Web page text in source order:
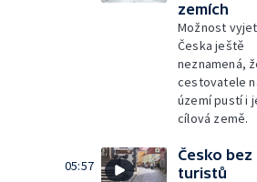
zemích
Možnost
Česka ještě
neznamená,
cestovatele
území pustí i
cílová země.
05:57
Česko bez
turistů